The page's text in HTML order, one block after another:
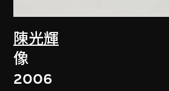
陳光輝
像
2006